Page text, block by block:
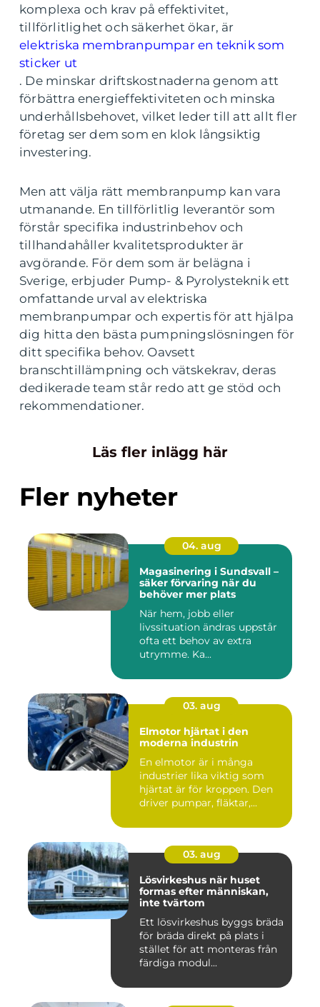
komplexa och krav på effektivitet,
tillförlitlighet och säkerhet ökar, är
elektriska membranpumpar en teknik som
sticker ut
. De minskar driftskostnaderna genom att
förbättra energieffektiviteten och minska
underhållsbehovet, vilket leder till att allt fler
företag ser dem som en klok långsiktig
investering.
Men att välja rätt membranpump kan vara
utmanande. En tillförlitlig leverantör som
förstår specifika industrinbehov och
tillhandahåller kvalitetsprodukter är
avgörande. För dem som är belägna i
Sverige, erbjuder Pump- & Pyrolysteknik ett
omfattande urval av elektriska
membranpumpar och expertis för att hjälpa
dig hitta den bästa pumpningslösningen för
ditt specifika behov. Oavsett
branschtillämpning och vätskekrav, deras
dedikerade team står redo att ge stöd och
rekommendationer.
Läs fler inlägg här
Fler nyheter
04. aug
Magasinering i Sundsvall –
säker förvaring när du
behöver mer plats
När hem, jobb eller
livssituation ändras uppstår
ofta ett behov av extra
utrymme. Ka...
03. aug
Elmotor hjärtat i den
moderna industrin
En elmotor är i många
industrier lika viktig som
hjärtat är för kroppen. Den
driver pumpar, fläktar,...
03. aug
Lösvirkeshus när huset
formas efter människan,
inte tvärtom
Ett lösvirkeshus byggs bräda
för bräda direkt på plats i
stället för att monteras från
färdiga modul...